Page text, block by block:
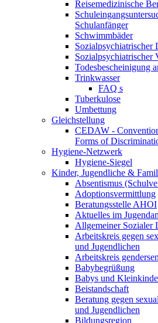
Reisemedizinische
Schulanfänger
Schwimmbäder
Sozialpsychiatrischer
Sozialpsychiatrischer
Todesbescheinigung
Trinkwasser
FAQ s
Tuberkulose
Umbettung
Gleichstellung
CEDAW -
Forms of
Hygiene-Netzwerk
Hygiene-Siegel
Kinder, Jugendliche &
Absentismus
Adoptionsvermittlung
Beratungsstelle AHOI
Aktuelles im
Allgemeiner Sozialer
Arbeitskreis gegen
und Jugendlichen
Arbeitskreis
Babybegrüßung
Babys und
Beistandschaft
Beratung gegen
und Jugendlichen
Bildungsregion